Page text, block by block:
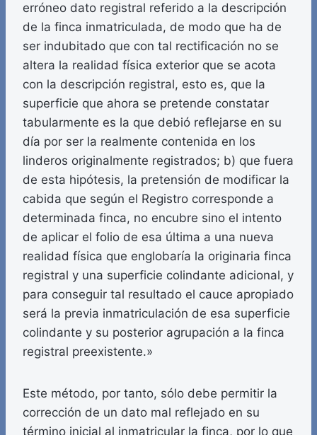
erróneo dato registral referido a la descripción
de la finca inmatriculada, de modo que ha de
ser indubitado que con tal rectificación no se
altera la realidad física exterior que se acota
con la descripción registral, esto es, que la
superficie que ahora se pretende constatar
tabularmente es la que debió reflejarse en su
día por ser la realmente contenida en los
linderos originalmente registrados; b) que fuera
de esta hipótesis, la pretensión de modificar la
cabida que según el Registro corresponde a
determinada finca, no encubre sino el intento
de aplicar el folio de esa última a una nueva
realidad física que englobaría la originaria finca
registral y una superficie colindante adicional, y
para conseguir tal resultado el cauce apropiado
será la previa inmatriculación de esa superficie
colindante y su posterior agrupación a la finca
registral preexistente.»
Este método, por tanto, sólo debe permitir la
corrección de un dato mal reflejado en su
término inicial al inmatricular la finca, por lo que